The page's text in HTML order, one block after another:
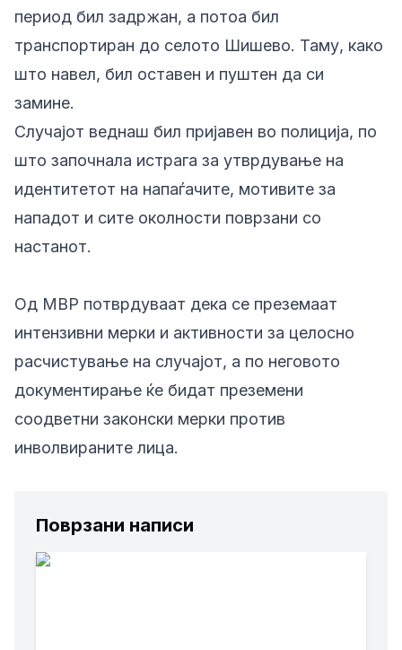
период бил задржан, а потоа бил
транспортиран до селото Шишево. Таму, како
што навел, бил оставен и пуштен да си
замине.
Случајот веднаш бил пријавен во полиција, по
што започнала истрага за утврдување на
идентитетот на напаѓачите, мотивите за
нападот и сите околности поврзани со
настанот.
Од МВР потврдуваат дека се преземаат
интензивни мерки и активности за целосно
расчистување на случајот, а по неговото
документирање ќе бидат преземени
соодветни законски мерки против
инволвираните лица.
Поврзани написи